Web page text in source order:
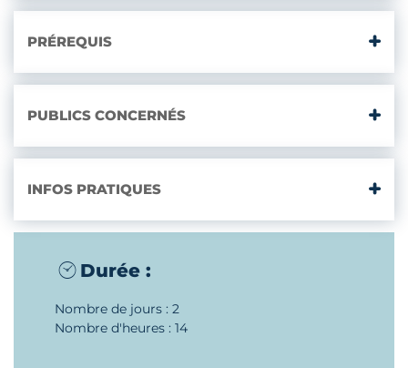
PRÉREQUIS
PUBLICS CONCERNÉS
INFOS PRATIQUES
Durée :
Nombre de jours : 2
Nombre d'heures : 14